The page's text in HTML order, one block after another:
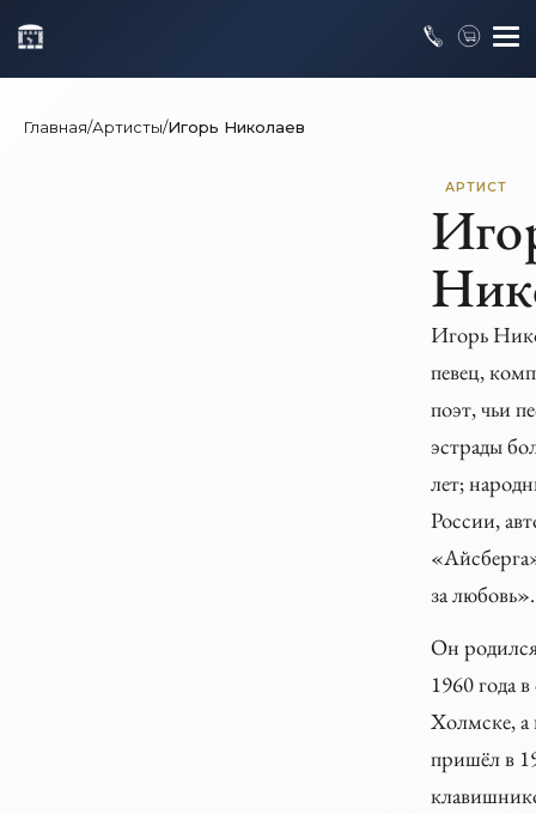
Главная/Артисты/Игорь Николаев
АРТИСТ
Игорь
певец,
поэт, чьи
эстрады
лет;
России,
за любовь».
Он
1960 года
Холмске, а
пришёл в